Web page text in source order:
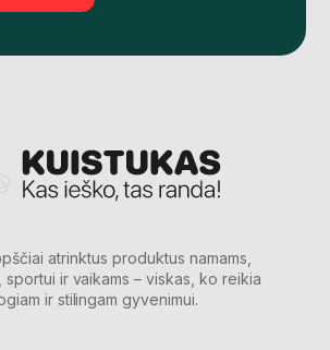
atrinktus produktus namams,
sportui ir vaikams – viskas, ko reikia
ir stilingam gyvenimui.